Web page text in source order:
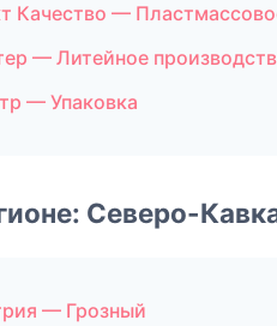
Качество —
— Литейное
— Упаковка
Северо-
— Грозный